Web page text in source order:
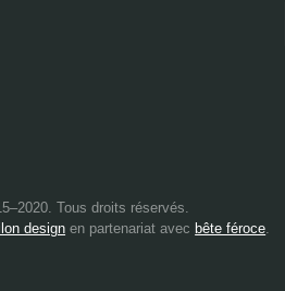
Tous droits réservés.
design en partenariat avec bête féroce.